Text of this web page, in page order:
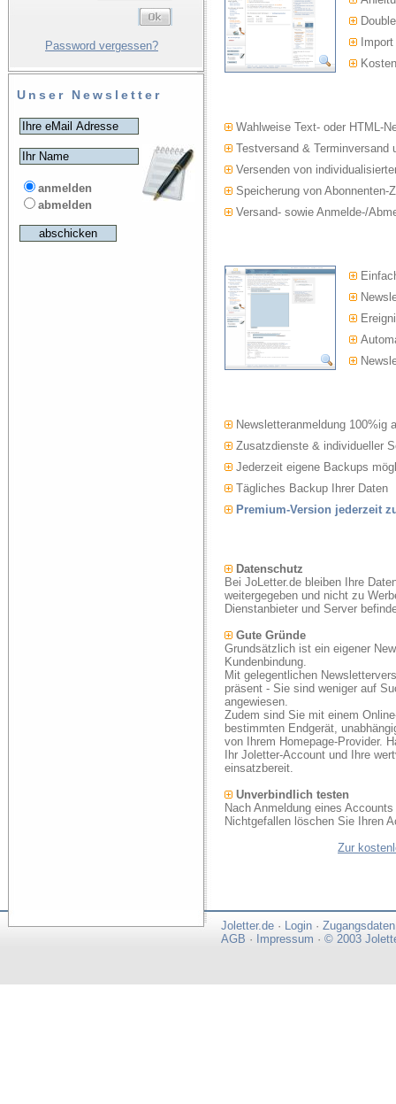
Password vergessen?
Unser Newsletter
anmelden
abmelden
Wahlweise Text- oder HTML-
Testversand & Terminversand
Versenden von
Speicherung von Abonnenten-
Versand- sowie Anmelde-/
Newsletteranmeldung 100%ig
Zusatzdienste & individueller
Jederzeit eigene Backups
Tägliches Backup Ihrer Daten
Premium-Version jederzeit
Datenschutz
Bei JoLetter.de bleiben Ihre
weitergegeben und nicht zu
Dienstanbieter und Server
Gute Gründe
Grundsätzlich ist ein eigener
Kundenbindung.
Mit gelegentlichen
präsent - Sie sind weniger auf
angewiesen.
Zudem sind Sie mit einem
bestimmten Endgerät,
von Ihrem Homepage-Provider.
Ihr Joletter-Account und Ihre
einsatzbereit.
Unverbindlich testen
Nach Anmeldung eines
Nichtgefallen löschen Sie Ihren
Zur
Joletter.de · Login · Zugangsdaten
AGB · Impressum · © 2003